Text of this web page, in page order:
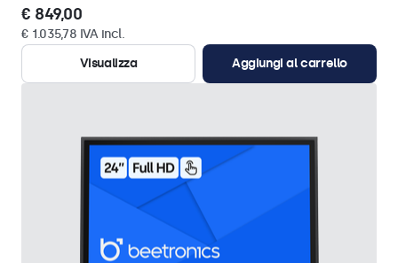
€ 849,00
€ 1.035,78 IVA incl.
Visualizza
Aggiungi al carrello